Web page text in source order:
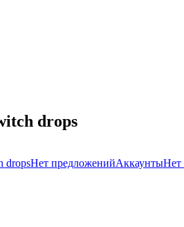
drops
dropsНет предложенийАккаунтыНет